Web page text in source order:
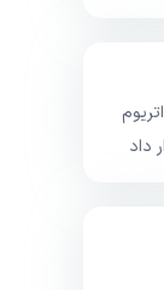
داد